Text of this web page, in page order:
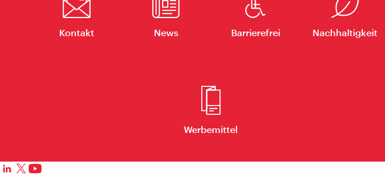
Kontakt News Barrierefrei Nachhaltigkeit
Werbemittel